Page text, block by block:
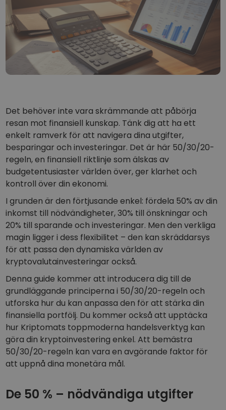
...skulle det idag vara värt
Intelligenta portföljer
Smart sätt att investera i krypto
Kriptomat Plånbok
En säker och enkel kryptoplånbok
Investeringsutforskaren
Hitta din kryptostrategi
Få belöningar på din krypto
Valv
Spara krypto inför din framtid
Återkommande köp
Regelbundet schemalagda investeringar (DCA)
Prisalarm
Prisuppdateringar i realtid för dina favoritmynt
Utforska tillgångar
Upptäck investeringsmöjligheter
Portföljanalys
Smarta insikter för optimal prestanda
Det behöver inte vara skrämmande att påbörja
resan mot finansiell kunskap. Tänk dig att ha ett
enkelt ramverk för att navigera dina utgifter,
besparingar och investeringar. Det är här 50/30/20-
regeln, en finansiell riktlinje som älskas av
budgetentusiaster världen över, ger klarhet och
kontroll över din ekonomi.
I grunden är den förtjusande enkel: fördela 50% av din
inkomst till nödvändigheter, 30% till önskningar och
20% till sparande och investeringar. Men den verkliga
magin ligger i dess flexibilitet – den kan skräddarsys
för att passa den dynamiska världen av
kryptovalutainvesteringar också.
Denna guide kommer att introducera dig till de
grundläggande principerna i 50/30/20-regeln och
utforska hur du kan anpassa den för att stärka din
finansiella portfölj. Du kommer också att upptäcka
hur Kriptomats toppmoderna handelsverktyg kan
göra din kryptoinvestering enkel. Att bemästra
50/30/20-regeln kan vara en avgörande faktor för
att uppnå dina monetära mål.
De 50 % – nödvändiga utgifter